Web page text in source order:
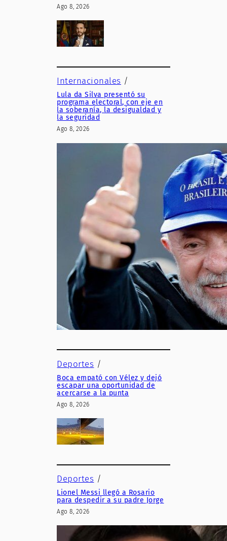
Ago 8, 2026
Internacionales /
Lula da Silva presentó su
programa electoral, con eje en
la soberanía, la desigualdad y
la seguridad
Ago 8, 2026
Deportes /
Boca empató con Vélez y dejó
escapar una oportunidad de
acercarse a la punta
Ago 8, 2026
Deportes /
Lionel Messi llegó a Rosario
para despedir a su padre Jorge
Ago 8, 2026